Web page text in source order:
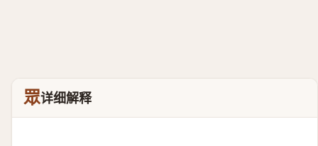
眾详细解释